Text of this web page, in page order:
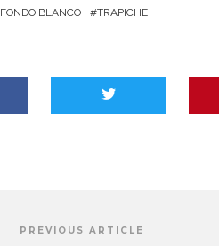
FONDO BLANCO TRAPICHE
PREVIOUS ARTICLE